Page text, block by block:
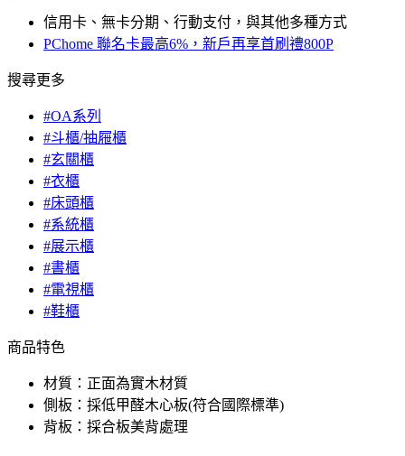
信用卡、無卡分期、行動支付，與其他多種方式
PChome 聯名卡最高6%，新戶再享首刷禮800P
搜尋更多
#OA系列
#斗櫃/抽屜櫃
#玄關櫃
#衣櫃
#床頭櫃
#系統櫃
#展示櫃
#書櫃
#電視櫃
#鞋櫃
商品特色
材質：正面為實木材質
側板：採低甲醛木心板(符合國際標準)
背板：採合板美背處理